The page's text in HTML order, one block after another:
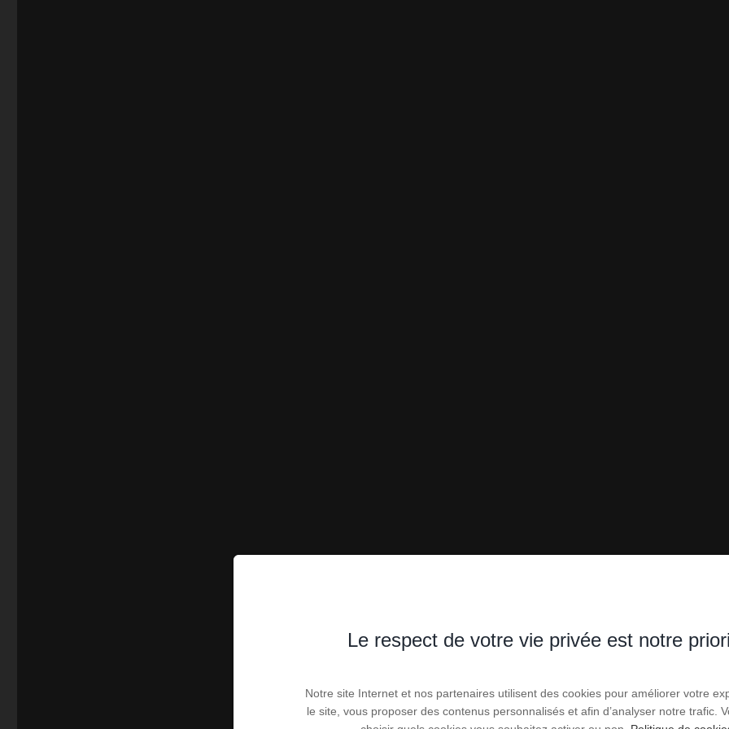
Le respect de votre vie privée est notre
Notre site Internet et nos partenaires utilisent des cookies pour améliorer votre
le site, vous proposer des contenus personnalisés et afin d’analyser notre trafic.